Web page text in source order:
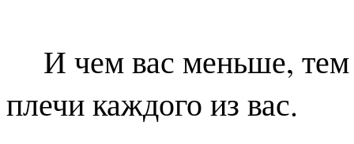
И чем вас меньше,
плечи каждого из вас.